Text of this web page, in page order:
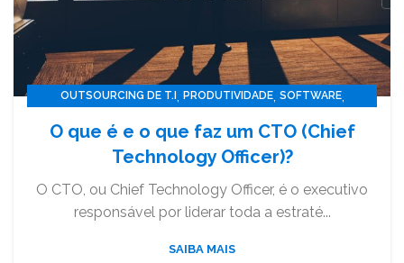
OUTSOURCING DE T.I, PRODUTIVIDADE, SOFTWARE,
O que é e o que faz um CTO (Chief
Technology Officer)?
O CTO, ou Chief Technology Officer, é o executivo
responsável por liderar toda a estraté...
SAIBA MAIS